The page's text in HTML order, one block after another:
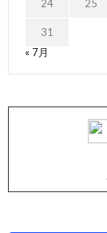
24 25
31
« 7月